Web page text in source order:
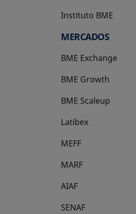
Instituto BME
se abre en una
MERCADOS
BME Exchange
BME Growth
se abre en una
BME Scaleup
se abre en una
Latibex
se abre en una
MEFF
se abre en una
MARF
AIAF
SENAF